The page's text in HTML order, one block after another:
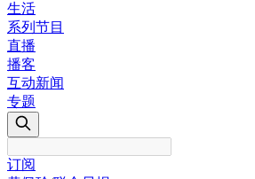
生活
系列节目
直播
播客
互动新闻
专题
订阅